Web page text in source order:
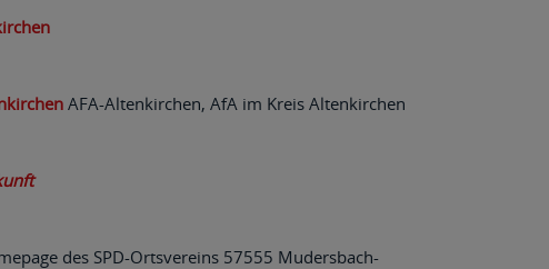
AFA-Altenkirchen, AfA im Kreis Altenkirchen
des SPD-Ortsvereins 57555 Mudersbach-